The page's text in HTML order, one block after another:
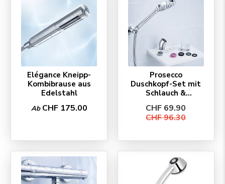
Elégance Kneipp-
Kombibrause aus
Edelstahl
Ab CHF 175.00
Prosecco
Duschkopf-Set mit
Schlauch &
CHF 69.90
CHF 96.30